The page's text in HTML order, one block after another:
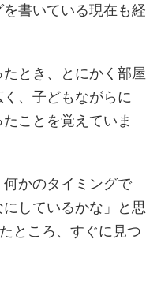
書いている現在も経
とき、とにかく部屋
、子どもながらに
ことを覚えていま
かのタイミングで
にしているかな」と思
ところ、すぐに見つ